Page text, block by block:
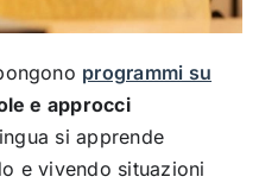
programmi su
e approcci
si apprende
e vivendo situazioni